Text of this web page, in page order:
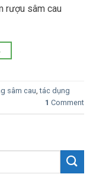
rượu sâm cau
sâm cau,tác dụng
1 Comment